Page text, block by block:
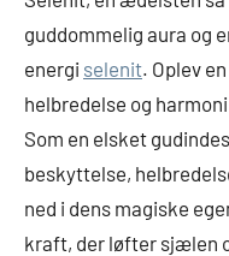
guddommelig aura og
energi selenit. Oplev
helbredelse og
Som en elsket
beskyttelse,
ned i dens magiske
kraft, der løfter sjælen